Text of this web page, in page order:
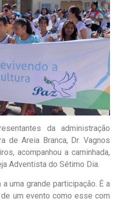
da administração
de Areia Branca, Dr. Vagnos
acompanhou a caminhada,
Adventista do Sétimo Dia.
uma grande participação. É a
um evento como esse com